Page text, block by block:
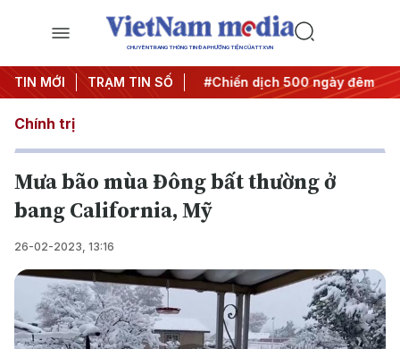
CHUYÊN TRANG THÔNG TIN ĐA PHƯƠNG TIỆN CỦA TTXVN
TIN MỚI TRẠM TIN SỐ
quyết thành hành động #Chiến dịch 500 ngày đêm
Chính trị
Mưa bão mùa Đông bất thường ở
bang California, Mỹ
26-02-2023, 13:16